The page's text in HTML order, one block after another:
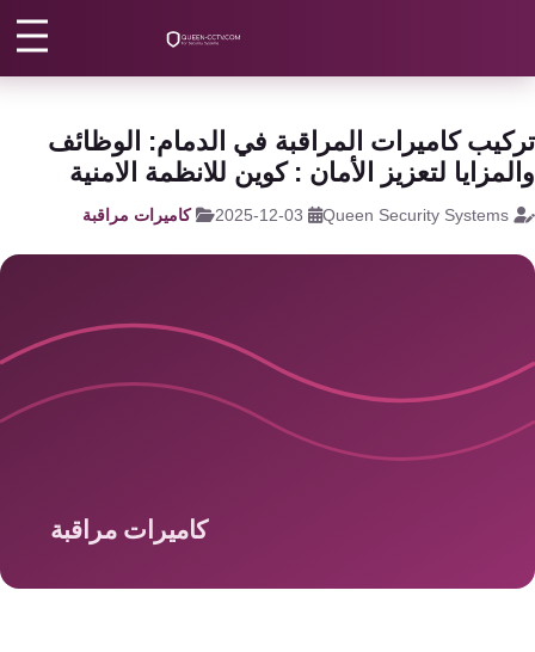
من نحن
تركيب الكاميرات المنزلية
كاميرات المراقبة في الدمام: الوظائف
لتعزيز الأمان : كوين للانظمة الامنية
Queen Security Systems
2025-12-03 كاميرات مراقبة
كالون
الباب
الذكي
سنترال
سنترال
هوم